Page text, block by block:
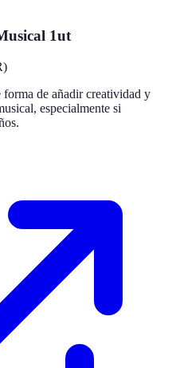
1ut
forma de añadir creatividad y
especialmente si